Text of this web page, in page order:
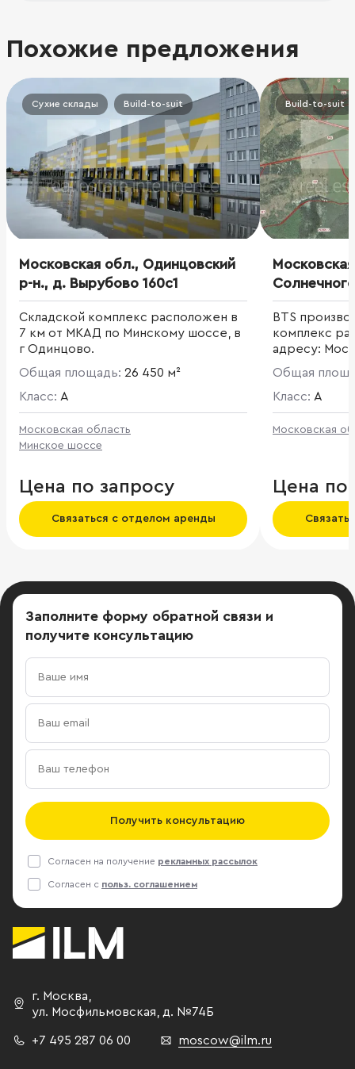
Похожие предложения
Сухие склады Build-to-suit
Московская обл., Одинцовский
р-н., д. Вырубово 160с1
Складской комплекс расположен в
7 км от МКАД по Минскому шоссе, в
г Одинцово.
Общая площадь: 26 450 м²
Класс: A
Московская область
Минское шоссе
Цена по запросу
Связаться с отделом аренды
Build-to-suit
BTS
комплекс
адресу:
Стародальня
Общая
Класс: A
Московская
Цена по
Заполните форму обратной связи и
получите консультацию
Получить консультацию
Согласен на получение рекламных рассылок
Согласен с польз. соглашением
г. Москва,
ул. Мосфильмовская, д. №74Б
+7 495 287 06 00 moscow@ilm.ru